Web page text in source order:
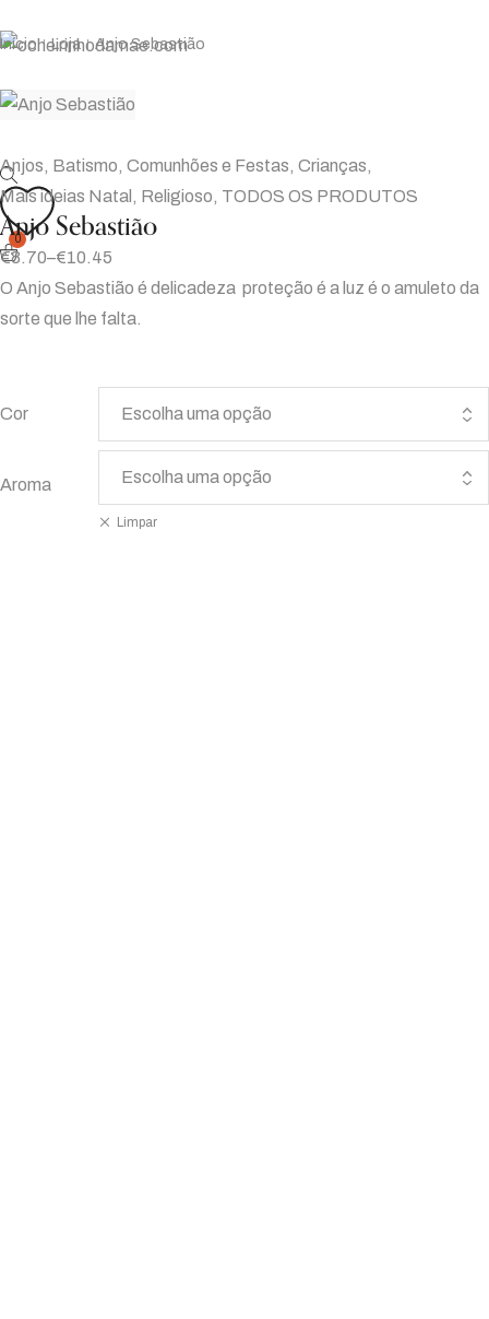
0
Início | Loja | Anjo Sebastião
Anjos, Batismo, Comunhões e Festas, Crianças,
Mais ideias Natal , Religioso, TODOS OS PRODUTOS
Anjo Sebastião
€8.70–€10.45
O Anjo Sebastião é delicadeza proteção é a luz é o amuleto da
sorte que lhe falta.
Cor
Aroma
Limpar